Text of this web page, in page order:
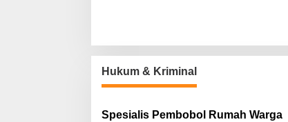
Hukum & Kriminal
Spesialis Pembobol Rumah Warga